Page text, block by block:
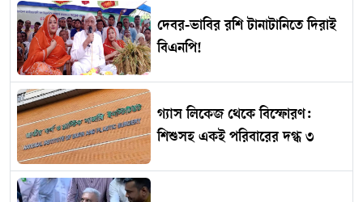
দেবর-ভাবির রশি টানাটানিতে দিরাই
বিএনপি!
গ্যাস লিকেজ থেকে বিস্ফোরণ:
শিশুসহ একই পরিবারের দগ্ধ ৩